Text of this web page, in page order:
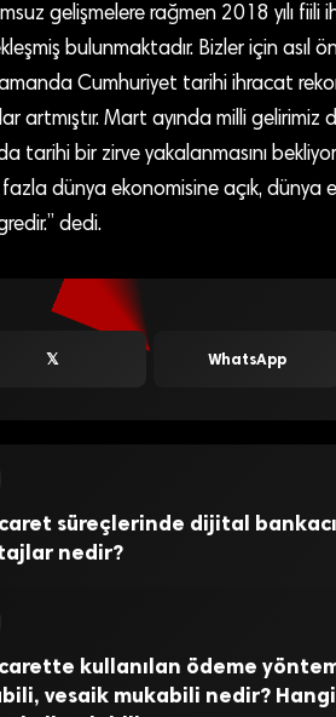
gelişmelere rağmen 2018 yılı fiili
bulunmaktadır. Bizler için asıl
Cumhuriyet tarihi ihracat
artmıştır. Mart ayında milli gelirimiz
tarihi bir zirve yakalanmasını
dünya ekonomisine açık, dünya
dedi.
𝕏 WhatsApp
süreçlerinde dijital
nedir?
kullanılan ödeme
vesaik mukabili nedir?